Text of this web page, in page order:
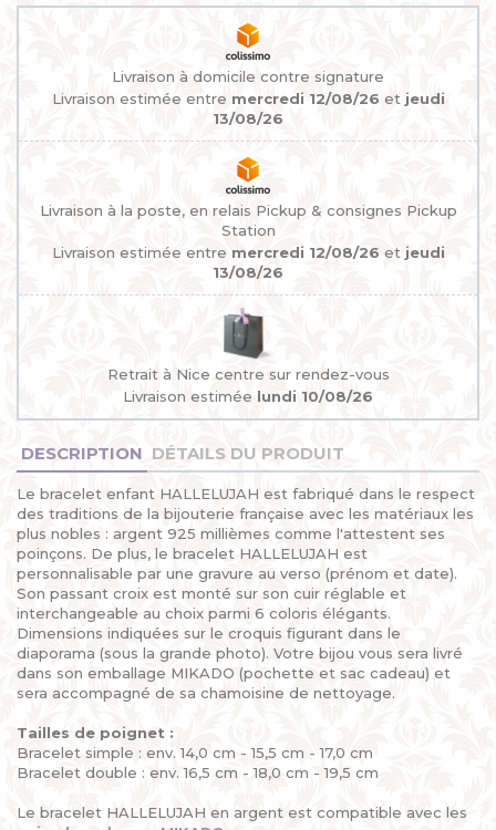
Livraison à domicile contre signature
Livraison estimée entre mercredi 12/08/26 et jeudi
13/08/26
Livraison à la poste, en relais Pickup & consignes Pickup
Station
Livraison estimée entre mercredi 12/08/26 et jeudi
13/08/26
Retrait à Nice centre sur rendez-vous
Livraison estimée lundi 10/08/26
DESCRIPTION DÉTAILS DU PRODUIT
Le bracelet enfant HALLELUJAH est fabriqué dans le respect
des traditions de la bijouterie française avec les matériaux les
plus nobles : argent 925 millièmes comme l'attestent ses
poinçons. De plus, le bracelet HALLELUJAH est
personnalisable par une gravure au verso (prénom et date).
Son passant croix est monté sur son cuir réglable et
interchangeable au choix parmi 6 coloris élégants.
Dimensions indiquées sur le croquis figurant dans le
diaporama (sous la grande photo). Votre bijou vous sera livré
dans son emballage MIKADO (pochette et sac cadeau) et
sera accompagné de sa chamoisine de nettoyage.
Tailles de poignet :
Bracelet simple : env. 14,0 cm - 15,5 cm - 17,0 cm
Bracelet double : env. 16,5 cm - 18,0 cm - 19,5 cm
Le bracelet HALLELUJAH en argent est compatible avec les